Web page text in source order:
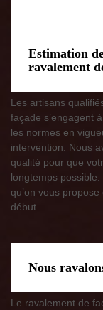
Estimation
ravalement
Les artisans
façade s’engagent
les normes en
intervention. Nous
qualité pour que
longtemps
qu’on vous
début.
Nous
Le ravalement de